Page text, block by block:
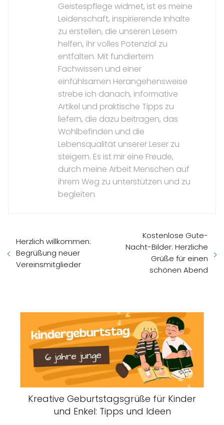
Geistespflege widmet, ist es meine
Leidenschaft, inspirierende Inhalte
zu erstellen, die unseren Lesern
helfen, ihr volles Potenzial zu
entfalten. Mit fundiertem
Fachwissen und einer
einfühlsamen Herangehensweise
strebe ich danach, informative
Artikel und praktische Tipps zu
liefern, die dazu beitragen, das
Wohlbefinden und die
Lebensqualität unserer Leser zu
steigern. Es ist mir eine Freude,
durch meine Arbeit Menschen auf
ihrem Weg zu unterstützen und zu
begleiten.
Herzlich willkommen:
Begrüßung neuer
Vereinsmitglieder
Kostenlose Gute-
Nacht-Bilder: Herzliche
Grüße für einen
schönen Abend
Kreative Geburtstagsgrüße für Kinder
und Enkel: Tipps und Ideen